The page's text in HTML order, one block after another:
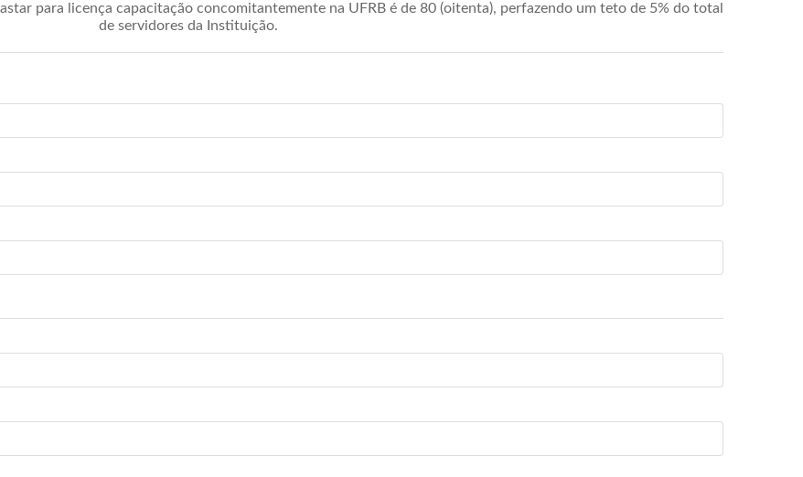
para licença capacitação concomitantemente na UFRB é de 80 (oitenta), perfazendo um teto de 5% do total
de servidores da Instituição.